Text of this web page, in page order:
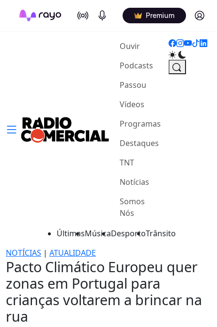
On Air Podcasts Premium Log in
Ouvir(current)
Podcasts
Passou
Vídeos
Programas
Destaques
TNT
Notícias
Somos
Nós
ÚltimasMúsicaDesportoTrânsito
NOTÍCIAS | ATUALIDADE
Pacto Climático Europeu quer
zonas em Portugal para
crianças voltarem a brincar na
rua